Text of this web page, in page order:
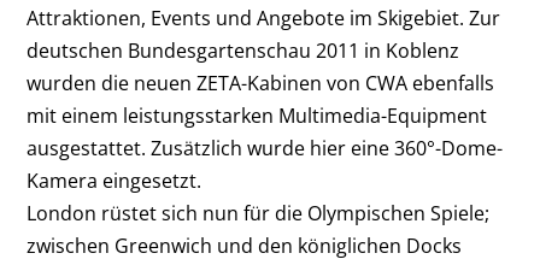
Attraktionen, Events und Angebote im Skigebiet. Zur
deutschen Bundesgartenschau 2011 in Koblenz
wurden die neuen ZETA-Kabinen von CWA ebenfalls
mit einem leistungsstarken Multimedia-Equipment
ausgestattet. Zusätzlich wurde hier eine 360°-Dome-
Kamera eingesetzt.
London rüstet sich nun für die Olympischen Spiele;
zwischen Greenwich und den königlichen Docks